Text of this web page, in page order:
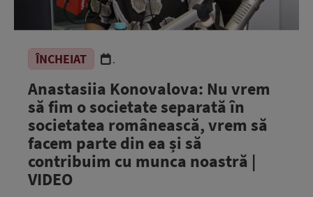
ÎNCHEIAT .
Anastasiia Konovalova: Nu vrem
să fim o societate separată în
societatea românească, vrem să
facem parte din ea și să
contribuim cu munca noastră |
VIDEO